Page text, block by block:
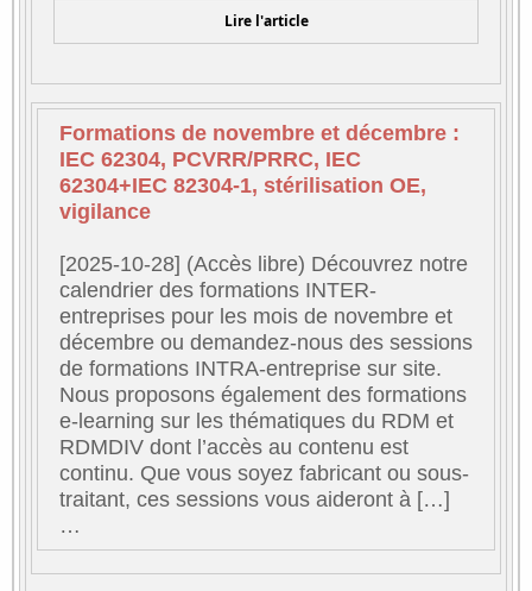
Lire l'article
Formations de novembre et décembre :
IEC 62304, PCVRR/PRRC, IEC
62304+IEC 82304-1, stérilisation OE,
vigilance
[2025-10-28] (Accès libre) Découvrez notre
calendrier des formations INTER-
entreprises pour les mois de novembre et
décembre ou demandez-nous des sessions
de formations INTRA-entreprise sur site.
Nous proposons également des formations
e-learning sur les thématiques du RDM et
RDMDIV dont l’accès au contenu est
continu. Que vous soyez fabricant ou sous-
traitant, ces sessions vous aideront à […]
…